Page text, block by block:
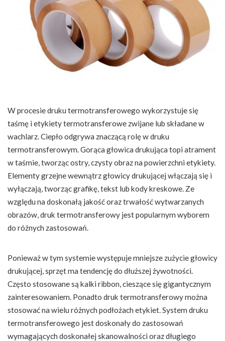
W procesie druku termotransferowego wykorzystuje się
taśmę i etykiety termotransferowe zwijane lub składane w
wachlarz. Ciepło odgrywa znaczącą rolę w druku
termotransferowym. Gorąca głowica drukująca topi atrament
w taśmie, tworząc ostry, czysty obraz na powierzchni etykiety.
Elementy grzejne wewnątrz głowicy drukującej włączają się i
wyłączają, tworząc grafikę, tekst lub kody kreskowe. Ze
względu na doskonałą jakość oraz trwałość wytwarzanych
obrazów, druk termotransferowy jest popularnym wyborem
do różnych zastosowań.
Ponieważ w tym systemie występuje mniejsze zużycie głowicy
drukującej, sprzęt ma tendencję do dłuższej żywotności.
Często stosowane są kalki ribbon, cieszące się gigantycznym
zainteresowaniem. Ponadto druk termotransferowy można
stosować na wielu różnych podłożach etykiet. System druku
termotransferowego jest doskonały do zastosowań
wymagających doskonałej skanowalności oraz długiego